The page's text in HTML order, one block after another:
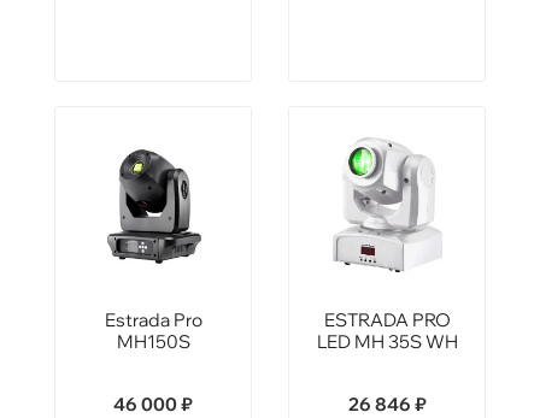
Estrada Pro
MH150S
46 000 ₽
ESTRADA PRO
LED MH 35S WH
26 846 ₽